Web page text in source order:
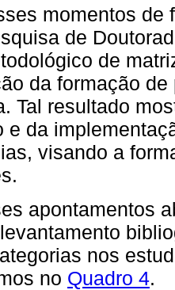
momentos de
de
de
da formação
Tal resultado
e da
visando a
apontamentos
nos
no Quadro 4.